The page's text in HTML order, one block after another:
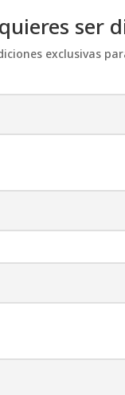
ser
exclusivas